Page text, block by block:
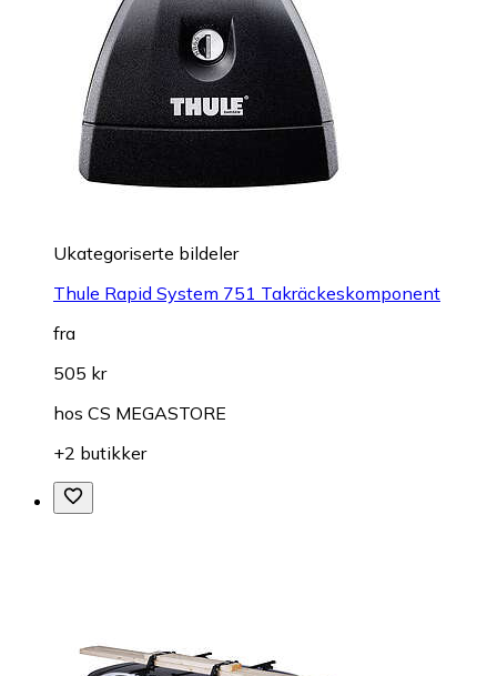
Ukategoriserte bildeler
Thule Rapid System 751 Takräckeskomponent
fra
505 kr
hos CS MEGASTORE
+2 butikker